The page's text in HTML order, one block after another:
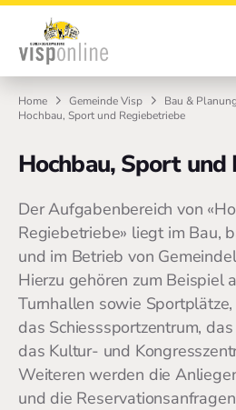
Zur Startseite
Zur Hauptnavigation
Zur Suche
Zum Hauptinhalt
Zum Fussbereich
Home Gemeinde Visp
Bau & Planung
Hochbau, Sport und Regiebetriebe
Hochbau, Sport und
Der Aufgabenbereich von
Regiebetriebe» liegt im Bau,
und im Betrieb von
Hierzu gehören zum Beispiel
Turnhallen sowie
das Schiesssportzentrum,
das Kultur- und
Weiteren werden die
und die